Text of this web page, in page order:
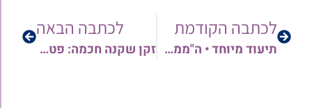
לכתבה הקודמת
תיעוד מיוחד • ה"ממשיכים" התימנים הגאון רבי עמרם קורח שליט"א בנו של רב העיר בני ברק, והגאון רבי יחיאל ברוך בסיס שליט"א בנו של רב העיר ראש העין – בהדלקת נר חנוכה
לכתבה הבאה
זקן שקנה חכמה: פטירתו של הישיש התימני מארי שלמה יהודה זצ"ל הכתה גלים בתקופה האחרונה בעולם כולו • טור זכרון מאת סופר ירחון מרוה לצמא